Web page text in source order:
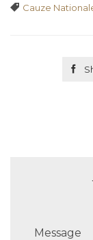
 Tags
Cauze

Message